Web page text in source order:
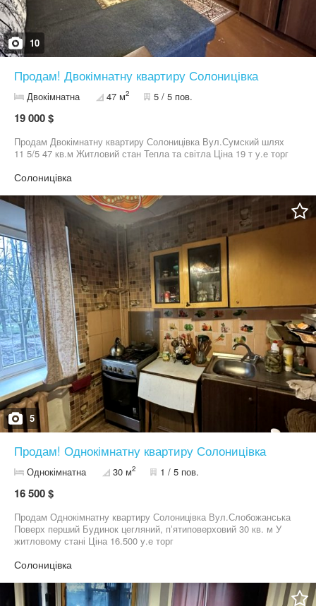
10
Продам! Двокімнатну квартиру Солоницівка
Двокімнатна 47 м2 5 / 5 пов.
19 000 $
Продам Двокімнатну квартиру Солоницівка Вул.Сумский шлях
11 5/5 47 кв.м Житловий стан Тепла та світла Ціна 19 т у.е торг
Солоницівка
5
Продам! Однокімнатну квартиру Солоницівка
Однокімнатна 30 м2 1 / 5 пов.
16 500 $
Продам Однокімнатну квартиру Солоницівка Вул.Слобожанська
Поверх перший Будинок цегляний, пʼятиповерховий 30 кв. м У
житловому стані Ціна 16.500 у.е торг
Солоницівка